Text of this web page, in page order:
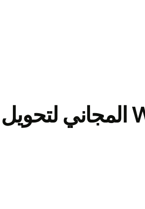
نزّل تطبيق Wise المجاني لتحويل